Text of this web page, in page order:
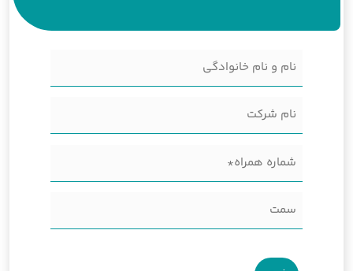
نام
و
نام
خانوادگی
نام
شرکت
(Required)شماره
همراه
(Required)سمت